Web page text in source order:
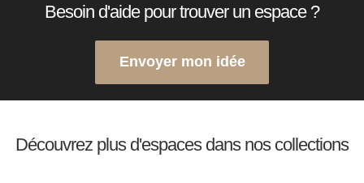
Besoin d'aide pour trouver un espace ?
Envoyer mon idée
Découvrez plus d'espaces dans nos collections